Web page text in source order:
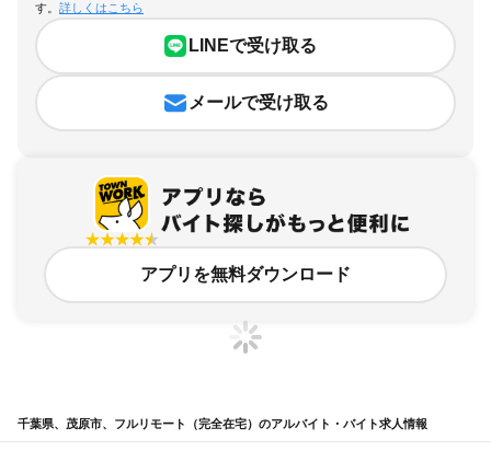
す。 詳しくはこちら
LINEで受け取る
メールで受け取る
アプリを無料ダウンロード
千葉県、茂原市、フルリモート（完全在宅）のアルバイト・バイト求人情報